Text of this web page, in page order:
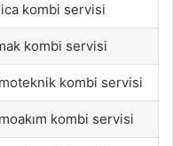
kombi servisi
kombi servisi
kombi servisi
kombi servisi